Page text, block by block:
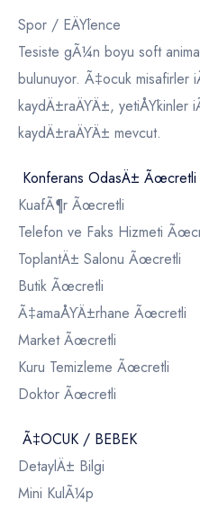
Spor / EÄŸlence
Tesiste gÃ¼n boyu soft
bulunuyor. Ã‡ocuk misafirler
kaydÄ±raÄŸÄ±, yetiÅŸkinler
kaydÄ±raÄŸÄ± mevcut.
Konferans OdasÄ± Ãœcretli
KuafÃ¶r Ãœcretli
Telefon ve Faks Hizmeti
ToplantÄ± Salonu Ãœcretli
Butik Ãœcretli
Ã‡amaÅŸÄ±rhane Ãœcretli
Market Ãœcretli
Kuru Temizleme Ãœcretli
Doktor Ãœcretli
Ã‡OCUK / BEBEK
DetaylÄ± Bilgi
Mini KulÃ¼p